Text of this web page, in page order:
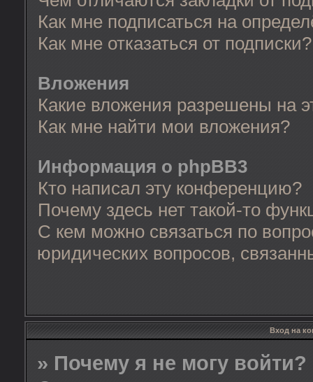
Как мне подписаться на
Как мне отказаться от подписки?
Вложения
Какие вложения разрешены на
Как мне найти мои вложения?
Информация о phpBB3
Кто написал эту конференцию?
Почему здесь нет такой-то
С кем можно связаться по
юридических вопросов,
Вход на
» Почему я не могу войти?